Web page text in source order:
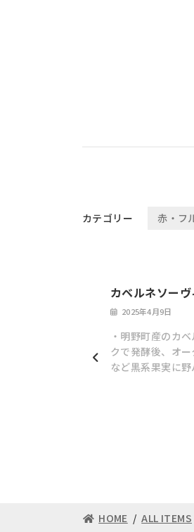
カテゴリー 赤・フ
カベルネソー
2025年4月9日
・明野町産のカ
クで発酵後、オ
など黒系果実に
通常配送の場合
HOME ALL ITEMS